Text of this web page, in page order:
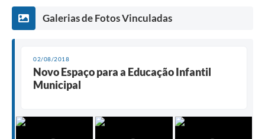
Galerias de Fotos Vinculadas
02/08/2018
Novo Espaço para a Educação Infantil
Municipal